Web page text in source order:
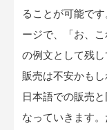
ることが可能で
ージで、「お、
の例文として残
販売は不安かも
日本語での販売
なっていきます